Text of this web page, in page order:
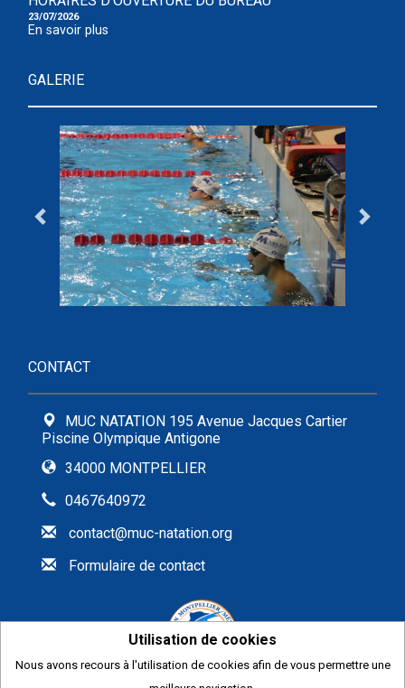
23/07/2026
En savoir plus
GALERIE
CONTACT
MUC NATATION 195 Avenue Jacques Cartier
Piscine Olympique Antigone
34000 MONTPELLIER
0467640972
contact@muc-natation.org
Formulaire de contact
Utilisation de cookies
Nous avons recours à l'utilisation de cookies afin de vous permettre une